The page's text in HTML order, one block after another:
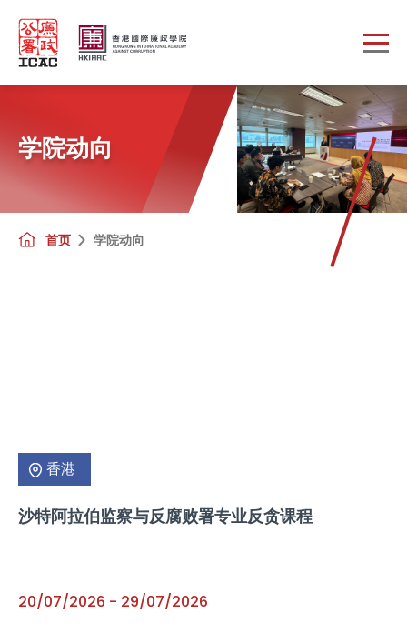
学院动向
首页 学院动向
香港
沙特阿拉伯监察与反腐败署专业反贪课程
20/07/2026 - 29/07/2026